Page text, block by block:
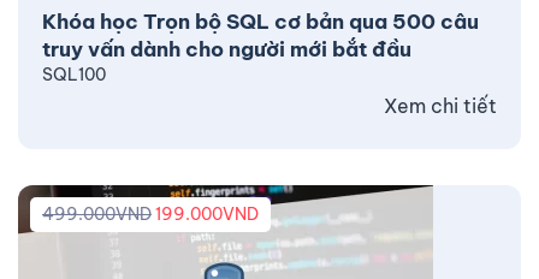
Khóa học Trọn bộ SQL cơ bản qua 500 câu
truy vấn dành cho người mới bắt đầu
SQL100
Xem chi tiết
499.000VND199.000VND